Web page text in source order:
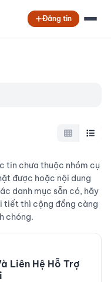
Đăng tin
tin chưa thuộc nhóm cụ
được hoặc nội dung
danh mục sẵn có, hãy
tiết thì cộng đồng càng
chóng.
Liên Hệ Hỗ Trợ